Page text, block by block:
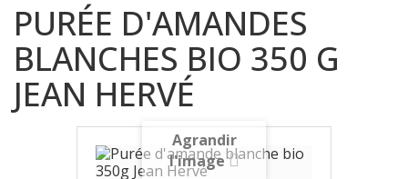
PURÉE D'AMANDES
BLANCHES BIO 350 G
JEAN HERVÉ
Agrandir
l'image